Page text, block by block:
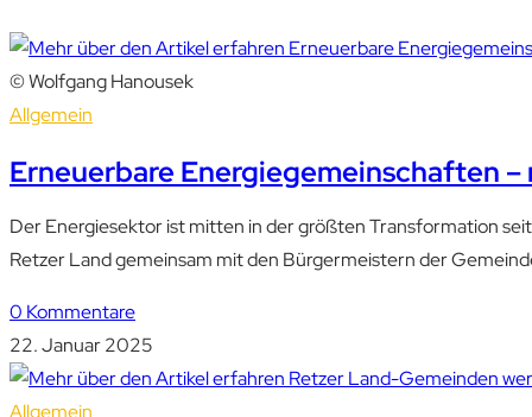
© Wolfgang Hanousek
Allgemein
Erneuerbare Energiegemeinschaften
Der Energiesektor ist mitten in der größten Transformation
Retzer Land gemeinsam mit den Bürgermeistern der
0 Kommentare
22. Januar 2025
Allgemein